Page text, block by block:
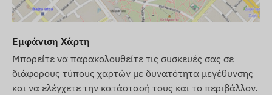
ενεργοποιημένη)
Εξωτερική διάσταση: 66 mm X 63,3 mm
Εσωτερική διάσταση: 40,6 mm X 33,15 mm
Εμφάνιση Χάρτη
Μπορείτε να παρακολουθείτε τις συσκευές σας σε
διάφορους τύπους χαρτών με δυνατότητα μεγέθυνσης
και να ελέγχετε την κατάστασή τους και το περιβάλλον.